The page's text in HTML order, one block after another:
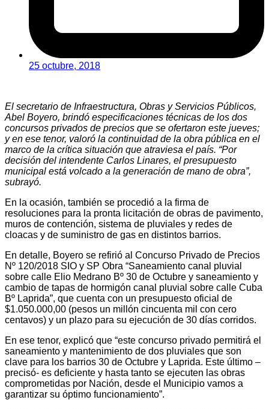
25 octubre, 2018
El secretario de Infraestructura, Obras y Servicios Públicos,
Abel Boyero, brindó especificaciones técnicas de los dos
concursos privados de precios que se ofertaron este jueves;
y en ese tenor, valoró la continuidad de la obra pública en el
marco de la crítica situación que atraviesa el país. “Por
decisión del intendente Carlos Linares, el presupuesto
municipal está volcado a la generación de mano de obra”,
subrayó.
En la ocasión, también se procedió a la firma de
resoluciones para la pronta licitación de obras de pavimento,
muros de contención, sistema de pluviales y redes de
cloacas y de suministro de gas en distintos barrios.
En detalle, Boyero se refirió al Concurso Privado de Precios
Nº 120/2018 SIO y SP Obra “Saneamiento canal pluvial
sobre calle Elio Medrano Bº 30 de Octubre y saneamiento y
cambio de tapas de hormigón canal pluvial sobre calle Cuba
Bº Laprida”, que cuenta con un presupuesto oficial de
$1.050.000,00 (pesos un millón cincuenta mil con cero
centavos) y un plazo para su ejecución de 30 días corridos.
En ese tenor, explicó que “este concurso privado permitirá el
saneamiento y mantenimiento de dos pluviales que son
clave para los barrios 30 de Octubre y Laprida. Este último –
precisó- es deficiente y hasta tanto se ejecuten las obras
comprometidas por Nación, desde el Municipio vamos a
garantizar su óptimo funcionamiento”.